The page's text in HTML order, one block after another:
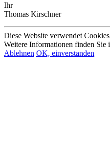
Ihr
Thomas Kirschner
Diese Website verwendet
Weitere Informationen finden Sie
Ablehnen OK, einverstanden